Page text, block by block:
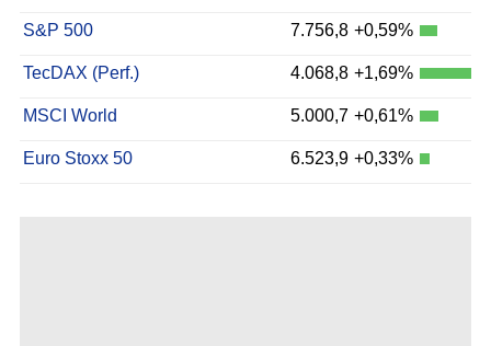
S&P 500 7.756,8 +0,59%
TecDAX (Perf.) 4.068,8 +1,69%
MSCI World 5.000,7 +0,61%
Euro Stoxx 50 6.523,9 +0,33%